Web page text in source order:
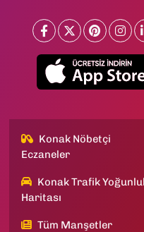
Konak Nöbetçi
Eczaneler
Konak Trafik
Haritası
Tüm Manşetler